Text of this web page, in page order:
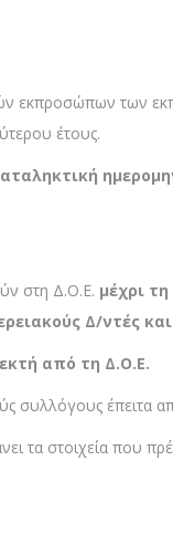
εκπροσώπων των
έτους.
στη Δ.Ο.Ε. μέχρι
Δ/ντές
από τη Δ.Ο.Ε.
συλλόγους έπειτα
τα στοιχεία που